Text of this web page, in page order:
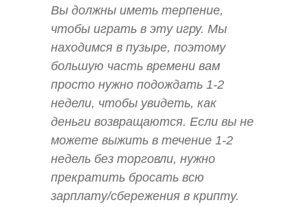
Вы должны иметь терпение,
чтобы играть в эту игру. Мы
находимся в пузыре, поэтому
большую часть времени вам
просто нужно подождать 1-2
недели, чтобы увидеть, как
деньги возвращаются. Если вы не
можете выжить в течение 1-2
недель без торговли, нужно
прекратить бросать всю
зарплату/сбережения в крипту.